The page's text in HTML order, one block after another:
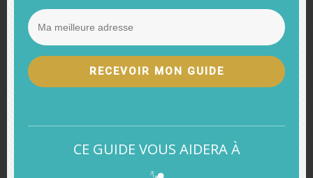
de flûte traversière par semaine
– votre temps est compté et vous ne
pouvez pas vous déplacer
– vous avez des bases de formation
– vous ne souhaitez pas jouer en public
– vous souhaitez un enseignement
adapté à vos besoins
RECEVOIR MON GUIDE
CE GUIDE VOUS AIDERA À